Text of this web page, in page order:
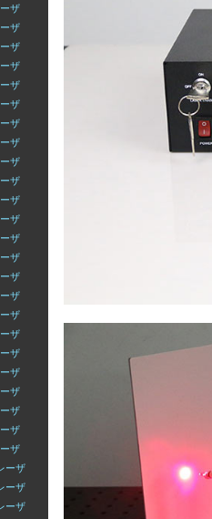
ザ
ザ
ザ
ザ
ザ
ザ
ザ
ザ
ザ
ザ
ザ
ザ
ザ
ザ
ザ
ザ
ザ
ザ
ザ
ザ
ザ
ザ
ザ
ザ
ーザ
ーザ
ーザ